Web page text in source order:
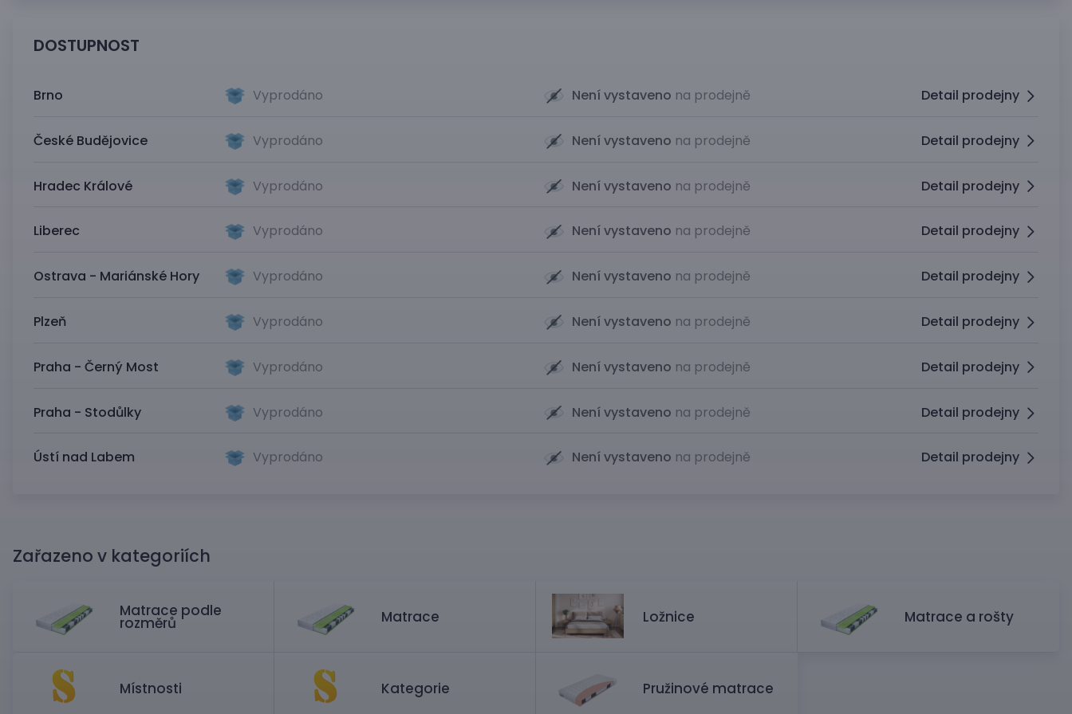
DOSTUPNOST
Brno Vyprodáno Není vystaveno na prodejně Detail prodejny
České Budějovice Vyprodáno Není vystaveno na prodejně Detail prodejny
Hradec Králové Vyprodáno Není vystaveno na prodejně Detail prodejny
Liberec Vyprodáno Není vystaveno na prodejně Detail prodejny
Ostrava - Mariánské Hory Vyprodáno Není vystaveno na prodejně Detail prodejny
Plzeň Vyprodáno Není vystaveno na prodejně Detail prodejny
Praha - Černý Most Vyprodáno Není vystaveno na prodejně Detail prodejny
Praha - Stodůlky Vyprodáno Není vystaveno na prodejně Detail prodejny
Ústí nad Labem Vyprodáno Není vystaveno na prodejně Detail prodejny
Zařazeno v kategoriích
Matrace podle
rozměrů Matrace Ložnice Matrace a rošty
Místnosti Kategorie Pružinové matrace